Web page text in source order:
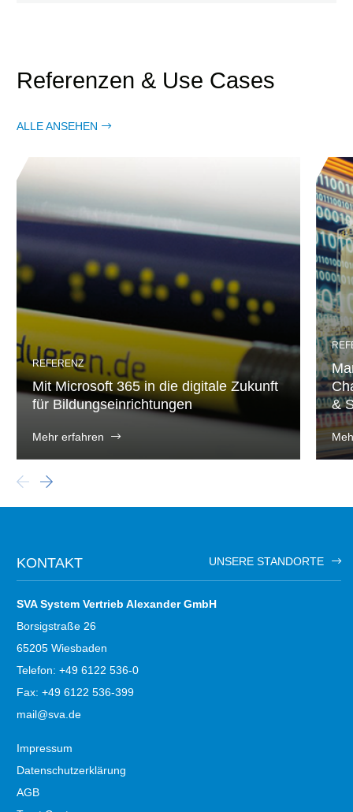
Referenzen & Use Cases
ALLE ANSEHEN
REFERENZ
Mit Microsoft 365 in die digitale Zukunft
für Bildungseinrichtungen
Mehr erfahren
&
KONTAKT UNSERE STANDORTE
SVA System Vertrieb Alexander GmbH
Borsigstraße 26
65205 Wiesbaden
Telefon: +49 6122 536-0
Fax: +49 6122 536-399
mail@sva.de
Impressum
Datenschutzerklärung
AGB